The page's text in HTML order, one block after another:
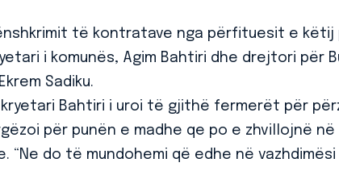
të kontratave nga përfituesit e këtij
i komunës, Agim Bahtiri dhe drejtori për
Sadiku.
Bahtiri i uroi të gjithë fermerët për
për punën e madhe qe po e zhvillojnë
“Ne do të mundohemi që edhe në